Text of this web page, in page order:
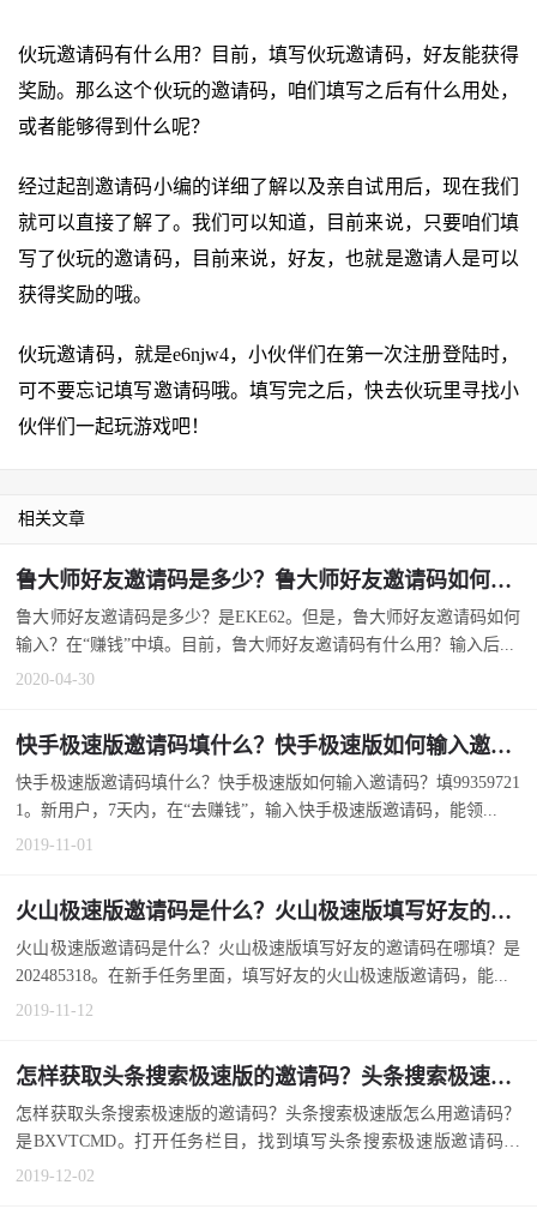
伙玩邀请码有什么用？目前，填写伙玩邀请码，好友能获得
奖励。那么这个伙玩的邀请码，咱们填写之后有什么用处，
或者能够得到什么呢？
经过起剖邀请码小编的详细了解以及亲自试用后，现在我们
就可以直接了解了。我们可以知道，目前来说，只要咱们填
写了伙玩的邀请码，目前来说，好友，也就是邀请人是可以
获得奖励的哦。
伙玩邀请码，就是e6njw4，小伙伴们在第一次注册登陆时，
可不要忘记填写邀请码哦。填写完之后，快去伙玩里寻找小
伙伴们一起玩游戏吧！
相关文章
鲁大师好友邀请码是多少？鲁大师好友邀请码如何输入？
鲁大师好友邀请码是多少？是EKE62。但是，鲁大师好友邀请码如何
输入？在“赚钱”中填。目前，鲁大师好友邀请码有什么用？输入后...
2020-04-30
快手极速版邀请码填什么？快手极速版如何输入邀请码？
快手极速版邀请码填什么？快手极速版如何输入邀请码？填99359721
1。新用户，7天内，在“去赚钱”，输入快手极速版邀请码，能领...
2019-11-01
火山极速版邀请码是什么？火山极速版填写好友的邀请码在哪填？
火山极速版邀请码是什么？火山极速版填写好友的邀请码在哪填？是
202485318。在新手任务里面，填写好友的火山极速版邀请码，能...
2019-11-12
怎样获取头条搜索极速版的邀请码？头条搜索极速版怎么用邀请码？
怎样获取头条搜索极速版的邀请码？头条搜索极速版怎么用邀请码？
是BXVTCMD。打开任务栏目，找到填写头条搜索极速版邀请码的
位...
2019-12-02